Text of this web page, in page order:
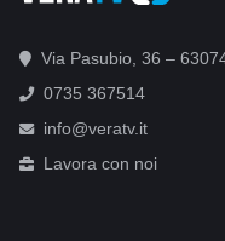
Via Pasubio, 36 –
0735 367514
info@veratv.it
Lavora con noi